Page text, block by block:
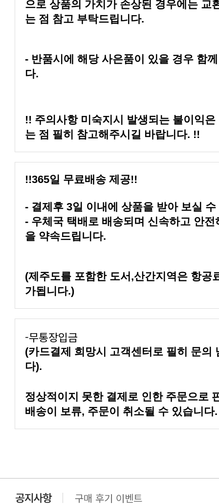
는 점 참고 부탁드립니다.
다.
는 점 필히 참고해주시길 바랍니다. !!
!!365일 무료배송 제공!!
- 결제후 3일 이내에 상품을 받아 보실
을 약속드립니다.
가됩니다.)
-무통장입금
다).
배송이 보류, 주문이 취소될 수 있습니다.
클린 공장명 변경